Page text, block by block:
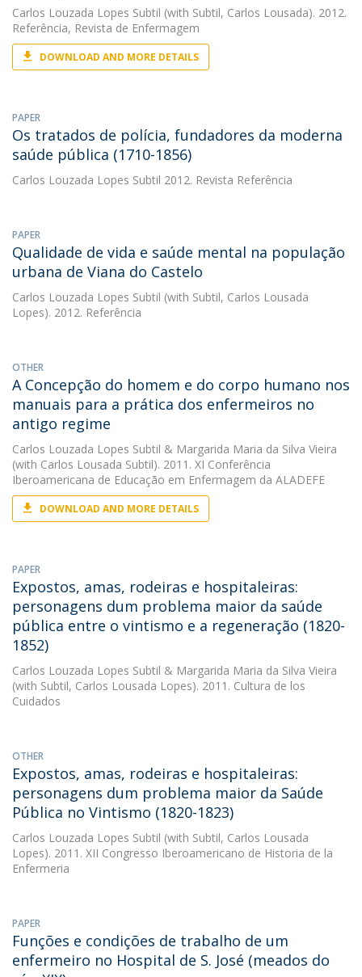
Carlos Louzada Lopes Subtil (with Subtil, Carlos Lousada). 2012.
Referência, Revista de Enfermagem
DOWNLOAD AND MORE DETAILS
PAPER
Os tratados de polícia, fundadores da moderna
saúde pública (1710-1856)
Carlos Louzada Lopes Subtil 2012. Revista Referência
PAPER
Qualidade de vida e saúde mental na população
urbana de Viana do Castelo
Carlos Louzada Lopes Subtil (with Subtil, Carlos Lousada
Lopes). 2012. Referência
OTHER
A Concepção do homem e do corpo humano nos
manuais para a prática dos enfermeiros no
antigo regime
Carlos Louzada Lopes Subtil & Margarida Maria da Silva Vieira
(with Carlos Lousada Subtil). 2011. XI Conferência
Iberoamericana de Educação em Enfermagem da ALADEFE
DOWNLOAD AND MORE DETAILS
PAPER
Expostos, amas, rodeiras e hospitaleiras:
personagens dum problema maior da saúde
pública entre o vintismo e a regeneração (1820-
1852)
Carlos Louzada Lopes Subtil & Margarida Maria da Silva Vieira
(with Subtil, Carlos Lousada Lopes). 2011. Cultura de los
Cuidados
OTHER
Expostos, amas, rodeiras e hospitaleiras:
personagens dum problema maior da Saúde
Pública no Vintismo (1820-1823)
Carlos Louzada Lopes Subtil (with Subtil, Carlos Lousada
Lopes). 2011. XII Congresso Iberoamericano de Historia de la
Enfermeria
PAPER
Funções e condições de trabalho de um
enfermeiro no Hospital de S. José (meados do